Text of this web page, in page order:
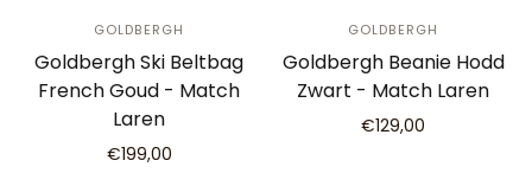
GOLDBERGH
Goldbergh Ski Beltbag
French Goud - Match
Laren
€199,00
GOLDBERGH
Goldbergh Beanie Hodd
Zwart - Match Laren
€129,00